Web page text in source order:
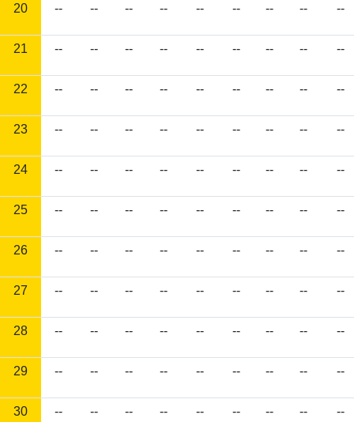
20 -- -- -- -- -- -- -- -- --
21 -- -- -- -- -- -- -- -- --
22 -- -- -- -- -- -- -- -- --
23 -- -- -- -- -- -- -- -- --
24 -- -- -- -- -- -- -- -- --
25 -- -- -- -- -- -- -- -- --
26 -- -- -- -- -- -- -- -- --
27 -- -- -- -- -- -- -- -- --
28 -- -- -- -- -- -- -- -- --
29 -- -- -- -- -- -- -- -- --
30 -- -- -- -- -- -- -- -- --